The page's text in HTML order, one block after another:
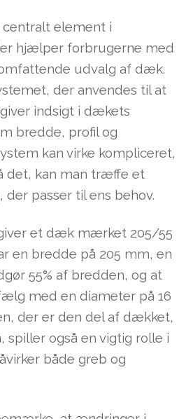
element i
hjælper forbrugerne med
udvalg af dæk.
der anvendes til at
indsigt i dækets
bredde, profil og
kan virke kompliceret,
det, kan man træffe et
passer til ens behov.
et dæk mærket 205/55
en bredde på 205 mm, en
55% af bredden, og at
med en diameter på 16
der er den del af dækket,
spiller også en vigtig rolle i
både greb og